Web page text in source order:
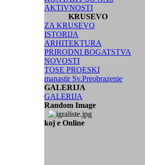
AKTIVNOSTI
KRUSEVO
ZA KRUSEVO
ISTORIJA
ARHITEKTURA
PRIRODNI BOGATSTVA
NOVOSTI
TOSE PROESKI
manastir Sv.Preobrazenie
GALERIJA
GALERIJA
Random Image
koj e Online